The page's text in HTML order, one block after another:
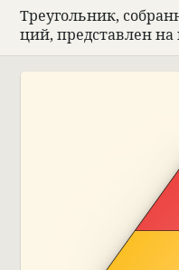
Тре­уголь­ник,
ций, пред­став­лен на